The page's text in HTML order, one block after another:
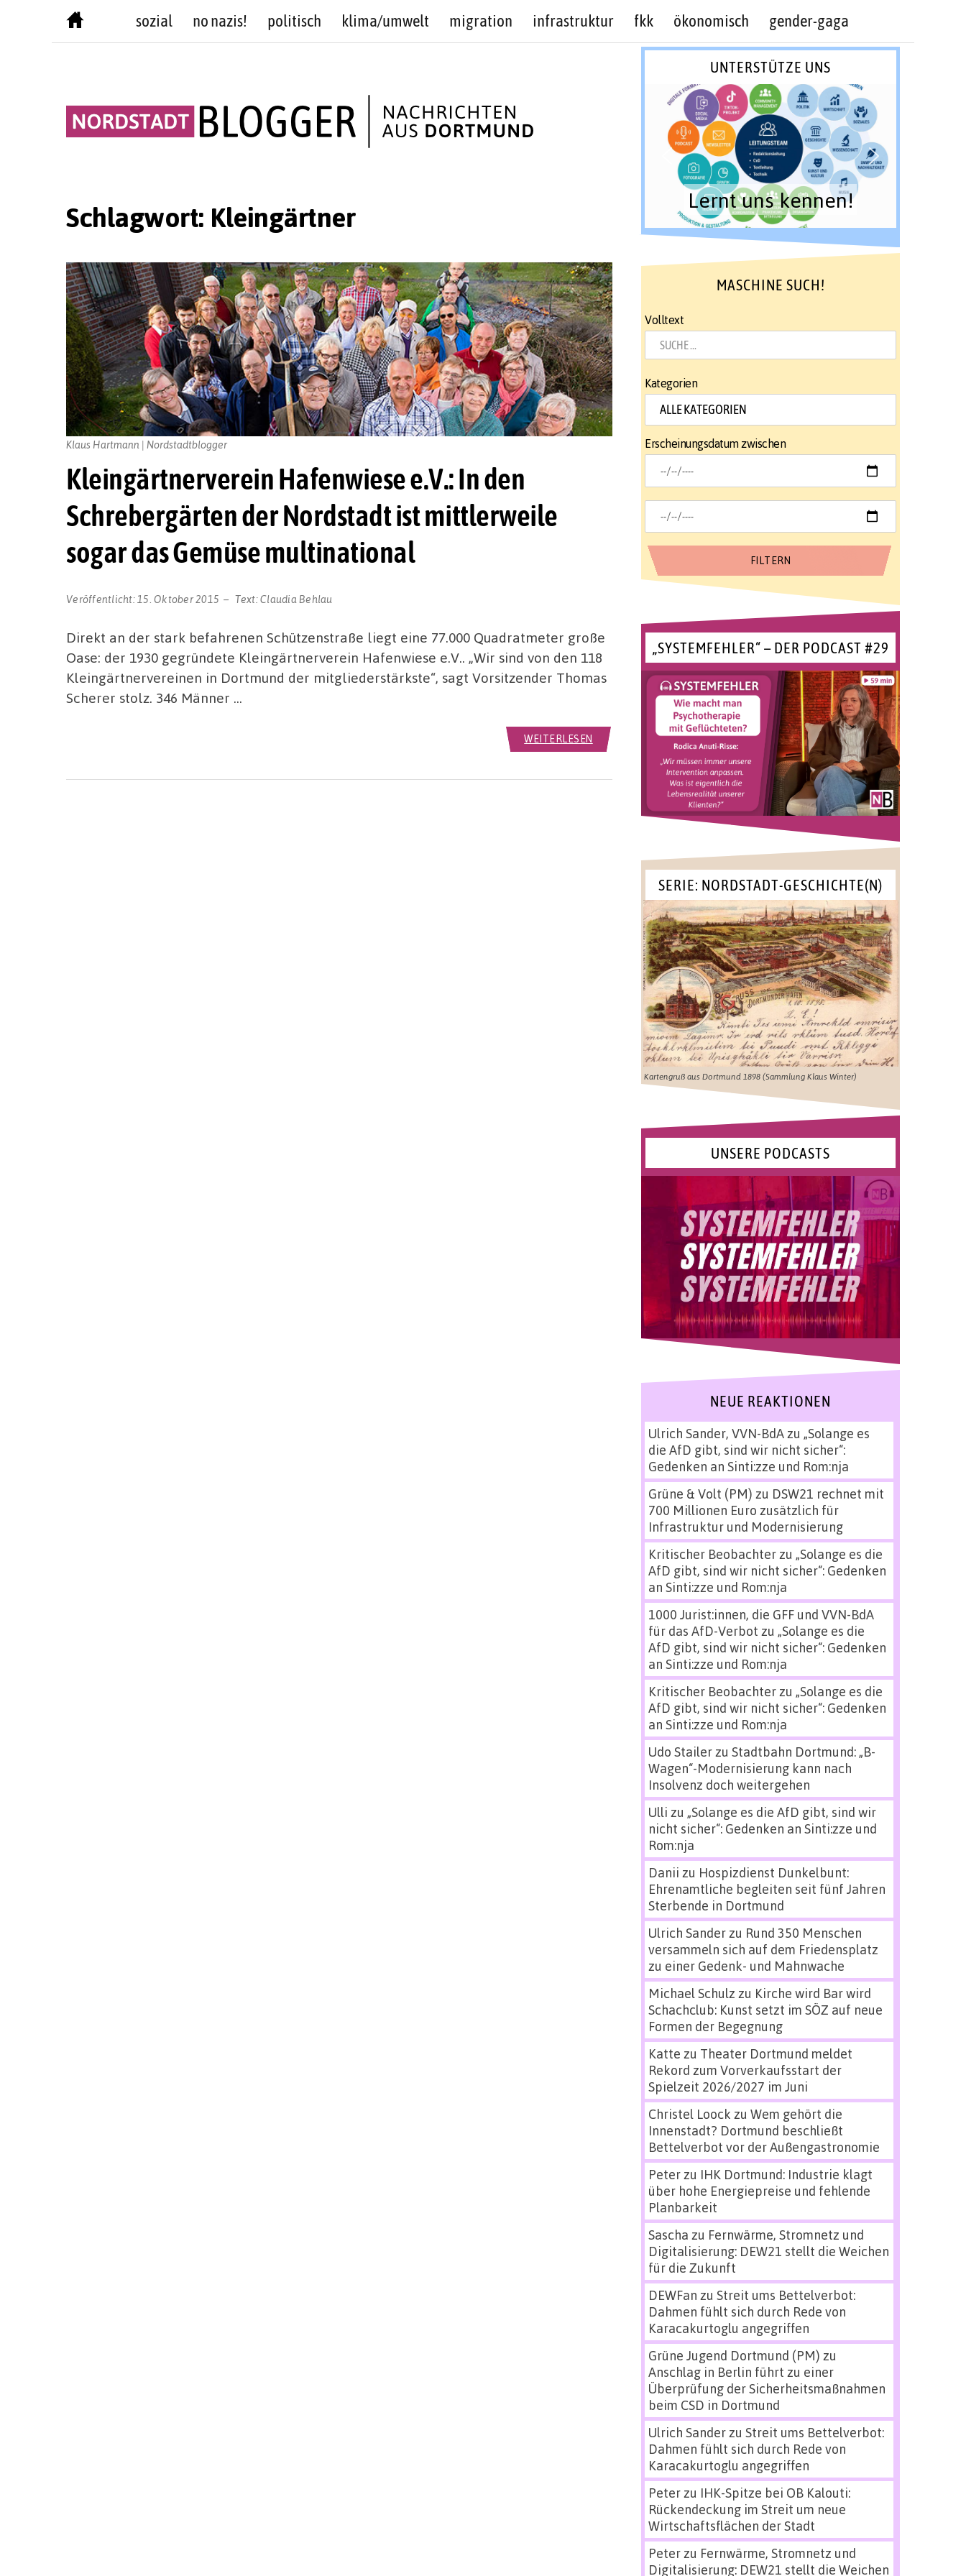
sozial no nazis! politisch klima/umwelt migration infrastruktur fkk ökonomisch gender-gaga
Schlagwort: Kleingärtner
Kleingärtnerverein Hafenwiese e.V.: In den
Schrebergärten der Nordstadt ist mittlerweile
sogar das Gemüse multinational
Veröffentlicht: 15. Oktober 2015 Text:Claudia Behlau
Klaus Hartmann | Nordstadtblogger
Direkt an der stark befahrenen Schützenstraße liegt eine 77.000 Quadratmeter große
Oase: der 1930 gegründete Kleingärtnerverein Hafenwiese e.V.. „Wir sind von den 118
Kleingärtnervereinen in Dortmund der mitgliederstärkste“, sagt Vorsitzender Thomas
Scherer stolz. 346 Männer …
WEITERLESEN
UNTERSTÜTZE UNS
Lernt uns kennen!
MASCHINE SUCH!
Volltext
Kategorien
Erscheinungsdatum zwischen
„SYSTEMFEHLER“ – DER PODCAST #29
SERIE: NORDSTADT-GESCHICHTE(N)
Kartengruß aus Dortmund 1898 (Sammlung Klaus Winter)
UNSERE PODCASTS
NEUE REAKTIONEN
Ulrich Sander, VVN-BdAzu „Solange es
die AfD gibt, sind wir nicht sicher“:
Gedenken an Sinti:zze und Rom:nja
Grüne & Volt (PM) zu DSW21 rechnet mit
700 Millionen Euro zusätzlich für
Infrastruktur und Modernisierung
Kritischer Beobachterzu „Solange es die
AfD gibt, sind wir nicht sicher“: Gedenken
an Sinti:zze und Rom:nja
1000 Jurist:innen, die GFF und VVN-BdA
für das AfD-Verbot zu „Solange es die
AfD gibt, sind wir nicht sicher“: Gedenken
an Sinti:zze und Rom:nja
Kritischer Beobachterzu „Solange es die
AfD gibt, sind wir nicht sicher“: Gedenken
an Sinti:zze und Rom:nja
Udo Stailerzu Stadtbahn Dortmund: „B-
Wagen“-Modernisierung kann nach
Insolvenz doch weitergehen
Ulli zu „Solange es die AfD gibt, sind wir
nicht sicher“: Gedenken an Sinti:zze und
Rom:nja
Danii zu Hospizdienst Dunkelbunt:
Ehrenamtliche begleiten seit fünf Jahren
Sterbende in Dortmund
Ulrich Sanderzu Rund 350 Menschen
versammeln sich auf dem Friedensplatz
zu einer Gedenk- und Mahnwache
Michael Schulz zu Kirche wird Bar wird
Schachclub: Kunst setzt im SÖZ auf neue
Formen der Begegnung
Katte zu Theater Dortmund meldet
Rekord zum Vorverkaufsstart der
Spielzeit 2026/2027 im Juni
Christel Loock zu Wem gehört die
Innenstadt? Dortmund beschließt
Bettelverbot vor der Außengastronomie
Peterzu IHK Dortmund: Industrie klagt
über hohe Energiepreise und fehlende
Planbarkeit
Sascha zu Fernwärme, Stromnetz und
Digitalisierung: DEW21 stellt die Weichen
für die Zukunft
DEWFan zu Streit ums Bettelverbot:
Dahmen fühlt sich durch Rede von
Karacakurtoglu angegriffen
Grüne Jugend Dortmund (PM) zu
Anschlag in Berlin führt zu einer
Überprüfung der Sicherheitsmaßnahmen
beim CSD in Dortmund
Ulrich Sanderzu Streit ums Bettelverbot:
Dahmen fühlt sich durch Rede von
Karacakurtoglu angegriffen
Peterzu IHK-Spitze bei OB Kalouti:
Rückendeckung im Streit um neue
Wirtschaftsflächen der Stadt
Peterzu Fernwärme, Stromnetz und
Digitalisierung: DEW21 stellt die Weichen